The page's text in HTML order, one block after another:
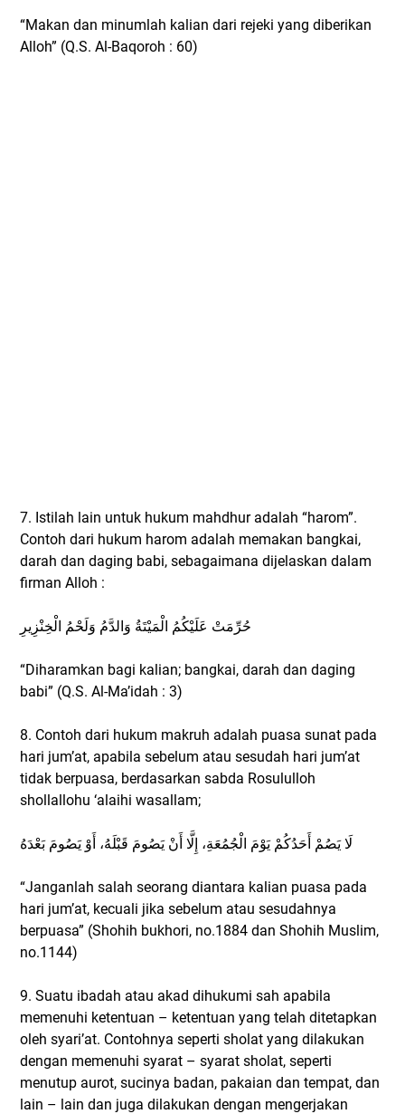
“Makan dan minumlah kalian dari rejeki yang diberikan
Alloh” (Q.S. Al-Baqoroh : 60)
7. Istilah lain untuk hukum mahdhur adalah “harom”.
Contoh dari hukum harom adalah memakan bangkai,
darah dan daging babi, sebagaimana dijelaskan dalam
firman Alloh :
حُرِّمَتْ عَلَيْكُمُ الْمَيْتَةُ وَالدَّمُ وَلَحْمُ الْخِنْزِيرِ
“Diharamkan bagi kalian; bangkai, darah dan daging
babi” (Q.S. Al-Ma’idah : 3)
8. Contoh dari hukum makruh adalah puasa sunat pada
hari jum’at, apabila sebelum atau sesudah hari jum’at
tidak berpuasa, berdasarkan sabda Rosululloh
shollallohu ‘alaihi wasallam;
“Janganlah salah seorang diantara kalian puasa pada
hari jum’at, kecuali jika sebelum atau sesudahnya
berpuasa” (Shohih bukhori, no.1884 dan Shohih Muslim,
no.1144)
9. Suatu ibadah atau akad dihukumi sah apabila
memenuhi ketentuan – ketentuan yang telah ditetapkan
oleh syari’at. Contohnya seperti sholat yang dilakukan
dengan memenuhi syarat – syarat sholat, seperti
menutup aurot, sucinya badan, pakaian dan tempat, dan
lain – lain dan juga dilakukan dengan mengerjakan